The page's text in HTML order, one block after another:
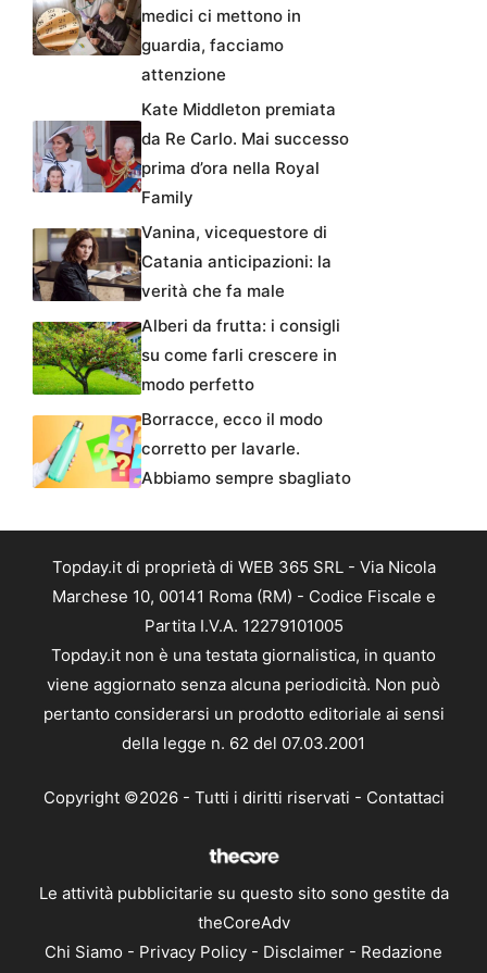
medici ci mettono in
guardia, facciamo
attenzione
Kate Middleton premiata
da Re Carlo. Mai successo
prima d’ora nella Royal
Family
Vanina, vicequestore di
Catania anticipazioni: la
verità che fa male
Alberi da frutta: i consigli
su come farli crescere in
modo perfetto
Borracce, ecco il modo
corretto per lavarle.
Abbiamo sempre sbagliato
Topday.it di proprietà di WEB 365 SRL - Via Nicola
Marchese 10, 00141 Roma (RM) - Codice Fiscale e
Partita I.V.A. 12279101005
Topday.it non è una testata giornalistica, in quanto
viene aggiornato senza alcuna periodicità. Non può
pertanto considerarsi un prodotto editoriale ai sensi
della legge n. 62 del 07.03.2001
Copyright ©2026 - Tutti i diritti riservati - Contattaci
Le attività pubblicitarie su questo sito sono gestite da
theCoreAdv
Chi Siamo - Privacy Policy - Disclaimer - Redazione